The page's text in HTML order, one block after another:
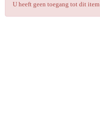
U heeft geen toegang tot dit item